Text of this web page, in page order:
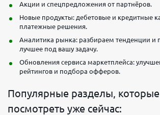
Акции и спецпредложения от партнёров.
Новые продукты: дебетовые и кредитные
платежные решения.
Аналитика рынка: разбираем тенденции и
лучшее под вашу задачу.
Обновления сервиса маркетплейса:
рейтингов и подбора офферов.
Популярные разделы,
посмотреть уже сейчас: